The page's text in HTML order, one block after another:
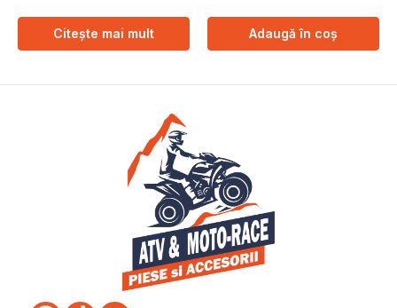
Citește mai mult Adaugă în coș